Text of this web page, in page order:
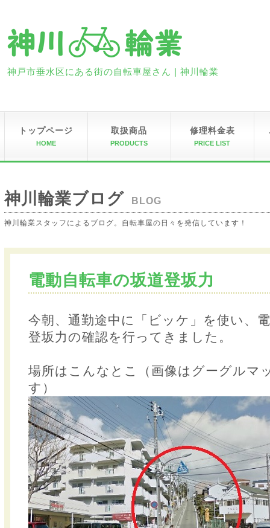
神戸市垂水区にある街の自転車屋さん | 神川輪業
トップページ
HOME
取扱商品
PRODUCTS
修理料金表
PRICE LIST
神川輪業ブログ BLOG
神川輪業スタッフによるブログ。自転車屋の日々を発信しています！
電動自転車の坂道登坂力
今朝、通勤途中に「ビッケ」を使い、
登坂力の確認を行ってきました。
場所はこんなとこ（画像はグーグルマ
す）